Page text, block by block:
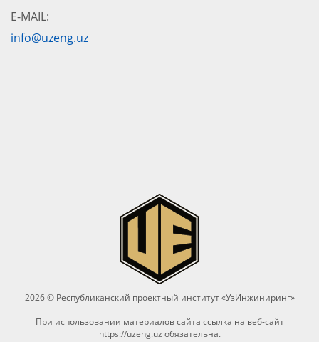
E-MAIL:
info@uzeng.uz
2026 © Республиканский проектный институт «УзИнжиниринг»
При использовании материалов сайта ссылка на веб-сайт
https://uzeng.uz обязательна.